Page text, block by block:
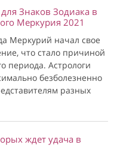
Знаков Зодиака в
Меркурия 2021
Меркурий начал свое
что стало причиной
периода. Астрологи
безболезненно
разных
ждет удача в